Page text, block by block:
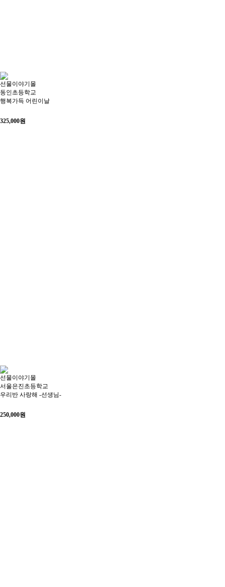
선물이야기몰
동인초등학교
행복가득 어린이날
325,000원
선물이야기몰
서울은진초등학교
우리반 사랑해 -선생님-
250,000원